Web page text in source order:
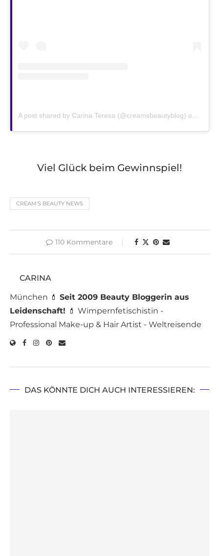
A post shared by Carina Teresa (@creamsbeautyblog) on
Viel Glück beim Gewinnspiel!
CREAM'S BEAUTY NEWS
110 Kommentare
CARINA
München 💄 Seit 2009 Beauty Bloggerin aus
Leidenschaft! 💄 Wimpernfetischistin -
Professional Make-up & Hair Artist - Weltreisende
DAS KÖNNTE DICH AUCH INTERESSIEREN: